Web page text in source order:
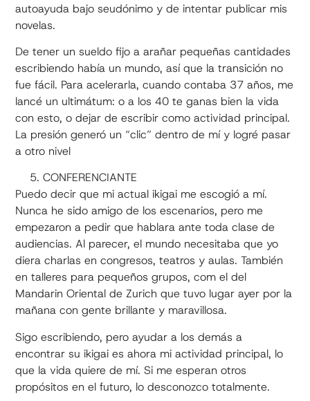
autoayuda bajo seudónimo y de intentar publicar mis
novelas.
De tener un sueldo fijo a arañar pequeñas cantidades
escribiendo había un mundo, así que la transición no
fue fácil. Para acelerarla, cuando contaba 37 años, me
lancé un ultimátum: o a los 40 te ganas bien la vida
con esto, o dejar de escribir como actividad principal.
La presión generó un “clic” dentro de mí y logré pasar
a otro nivel
CONFERENCIANTE
Puedo decir que mi actual ikigai me escogió a mí.
Nunca he sido amigo de los escenarios, pero me
empezaron a pedir que hablara ante toda clase de
audiencias. Al parecer, el mundo necesitaba que yo
diera charlas en congresos, teatros y aulas. También
en talleres para pequeños grupos, com el del
Mandarin Oriental de Zurich que tuvo lugar ayer por la
mañana con gente brillante y maravillosa.
Sigo escribiendo, pero ayudar a los demás a
encontrar su ikigai es ahora mi actividad principal, lo
que la vida quiere de mí. Si me esperan otros
propósitos en el futuro, lo desconozco totalmente.